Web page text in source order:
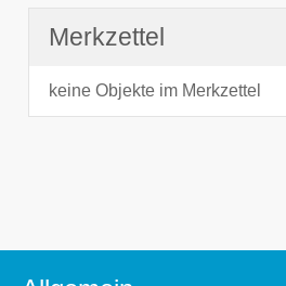
Merkzettel
keine Objekte im Merkzettel